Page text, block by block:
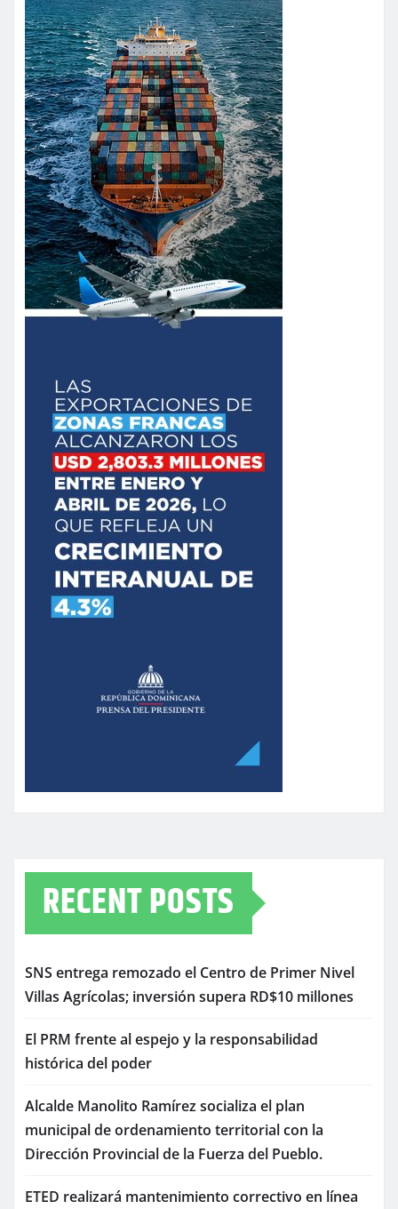
RECENT POSTS
SNS entrega remozado el Centro de Primer Nivel
Villas Agrícolas; inversión supera RD$10 millones
El PRM frente al espejo y la responsabilidad
histórica del poder
Alcalde Manolito Ramírez socializa el plan
municipal de ordenamiento territorial con la
Dirección Provincial de la Fuerza del Pueblo.
ETED realizará mantenimiento correctivo en línea